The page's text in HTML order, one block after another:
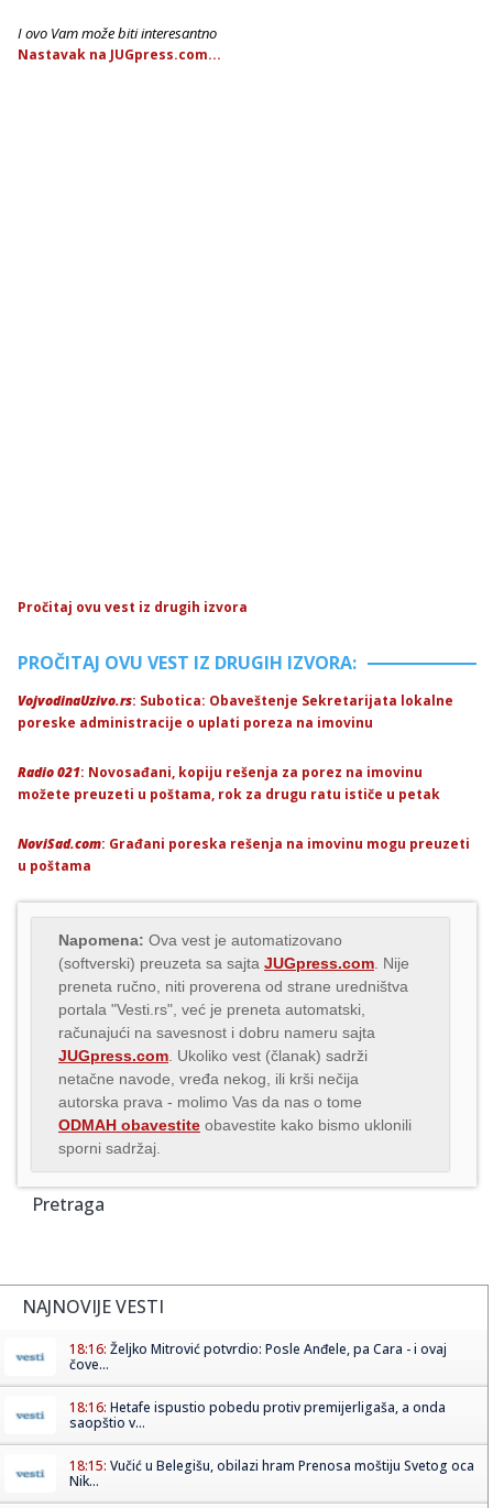
I ovo Vam može biti interesantno
Nastavak na JUGpress.com...
Pročitaj ovu vest iz drugih izvora
PROČITAJ OVU VEST IZ DRUGIH IZVORA:
VojvodinaUzivo.rs: Subotica: Obaveštenje Sekretarijata lokalne
poreske administracije o uplati poreza na imovinu
Radio 021: Novosađani, kopiju rešenja za porez na imovinu
možete preuzeti u poštama, rok za drugu ratu ističe u petak
NoviSad.com: Građani poreska rešenja na imovinu mogu preuzeti
u poštama
Napomena: Ova vest je automatizovano
(softverski) preuzeta sa sajta JUGpress.com . Nije
preneta ručno, niti proverena od strane uredništva
portala "Vesti.rs", već je preneta automatski,
računajući na savesnost i dobru nameru sajta
JUGpress.com . Ukoliko vest (članak) sadrži
netačne navode, vređa nekog, ili krši nečija
autorska prava - molimo Vas da nas o tome
ODMAH obavestite obavestite kako bismo uklonili
sporni sadržaj.
Pretraga
NAJNOVIJE VESTI
18:16: Željko Mitrović potvrdio: Posle Anđele, pa Cara - i ovaj
čove...
18:16: Hetafe ispustio pobedu protiv premijerligaša, a onda
saopštio v...
18:15: Vučić u Belegišu, obilazi hram Prenosa moštiju Svetog oca
Nik...